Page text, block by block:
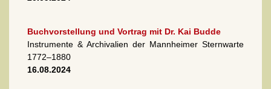
Buchvorstellung und Vortrag mit Dr. Kai Budde
Instrumente & Archivalien der Mannheimer Sternwarte
1772–1880
16.08.2024